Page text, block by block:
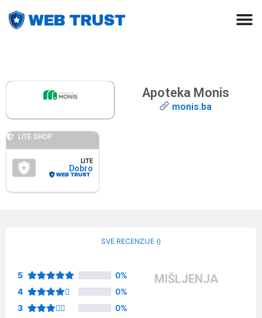
Apoteka Monis
monis.ba
LITE SHOP
LITE
Dobro
SVE RECENZIJE ()
5
0%
4
0%
3
0%
MIŠLJENJA